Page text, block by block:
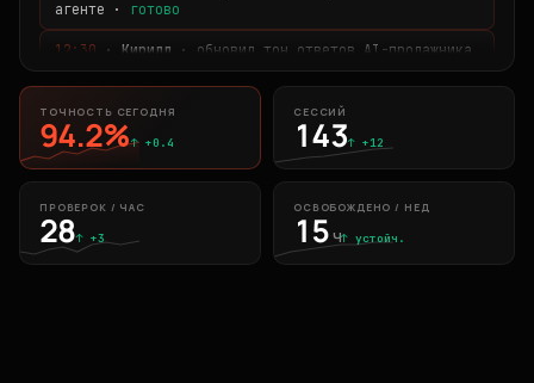
агенте · готово
12:30 · Кирилл · обновил тон ответов AI-продажника
·теплее
12:32·Артём·
зафиксировал рост точности на 0.6%
· стабильно
12:33·Сергей·разобрал жалобу клиента·
ТОЧНОСТЬ СЕГОДНЯ
94.2%↑ +0.4
СЕССИЙ
143↑ +12
ПРОВЕРОК / ЧАС
28↑ +3
ОСВОБОЖДЕНО / НЕД
15ч↑ устойч.